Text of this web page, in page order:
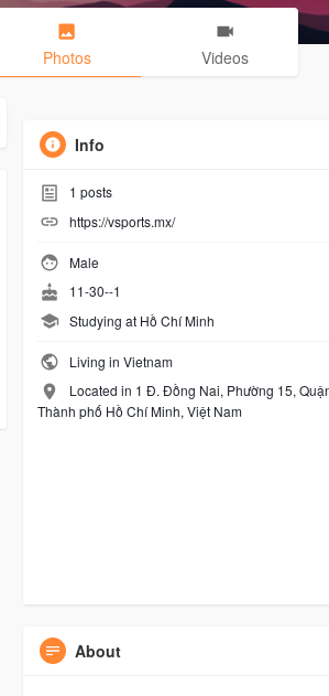
Photos Videos
Info
1 posts
https://vsports.mx/
Male
11-30--1
Studying at Hồ Chí Minh
Living in Vietnam
Located in 1 Đ. Đồng Nai, Phường 15,
Thành phố Hồ Chí Minh, Việt Nam
About